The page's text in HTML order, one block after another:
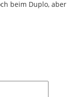
beim Duplo, aber